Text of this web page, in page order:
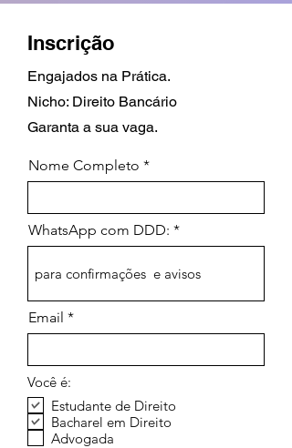
Inscrição
Engajados na Prática.
Nicho: Direito Bancário
Garanta a sua vaga.
Nome Completo
WhatsApp com DDD:
Email
Você é:
Estudante de Direito
Bacharel em Direito
Advogada